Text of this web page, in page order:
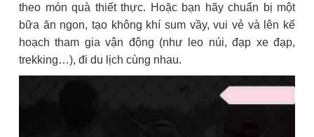
theo món quà thiết thực. Hoặc bạn hãy chuẩn bị một
bữa ăn ngon, tạo không khí sum vầy, vui vẻ và lên kế
hoạch tham gia vận động (như leo núi, đạp xe đạp,
trekking…), đi du lịch cùng nhau.